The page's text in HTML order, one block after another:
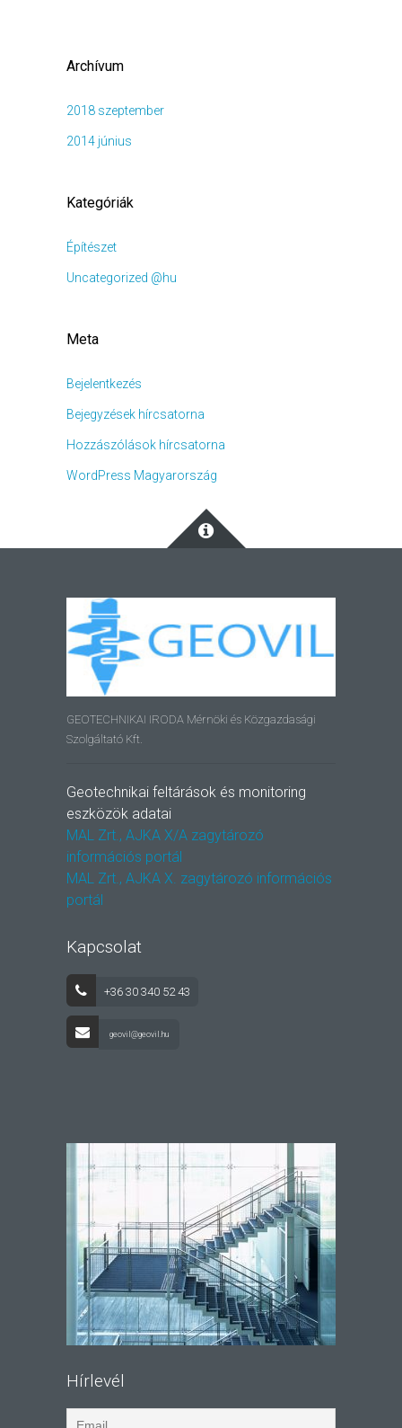
Archívum
2018 szeptember
2014 június
Kategóriák
Építészet
Uncategorized @hu
Meta
Bejelentkezés
Bejegyzések hírcsatorna
Hozzászólások hírcsatorna
WordPress Magyarország
GEOTECHNIKAI IRODA Mérnöki és Közgazdasági
Szolgáltató Kft.
Geotechnikai feltárások és monitoring
eszközök adatai
MAL Zrt., AJKA X/A zagytározó
információs portál
MAL Zrt., AJKA X. zagytározó információs
portál
Kapcsolat
+36 30 340 52 43
geovil@geovil.hu
Hírlevél